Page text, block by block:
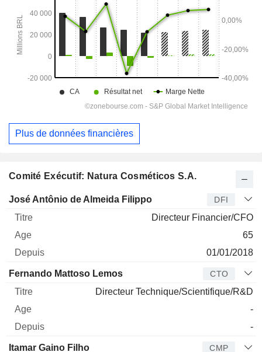
Comité Exécutif: Natura Cosméticos S.A.
Dirigeant Titre Age Depuis
José Antônio de Almeida Filippo DFI
Directeur Financier/CFO
65
01/01/2018
Fernando Mattoso Lemos CTO
Directeur Technique/Scientifique/R&D
-
-
Itamar Gaino Filho CMP
Plus de données financières